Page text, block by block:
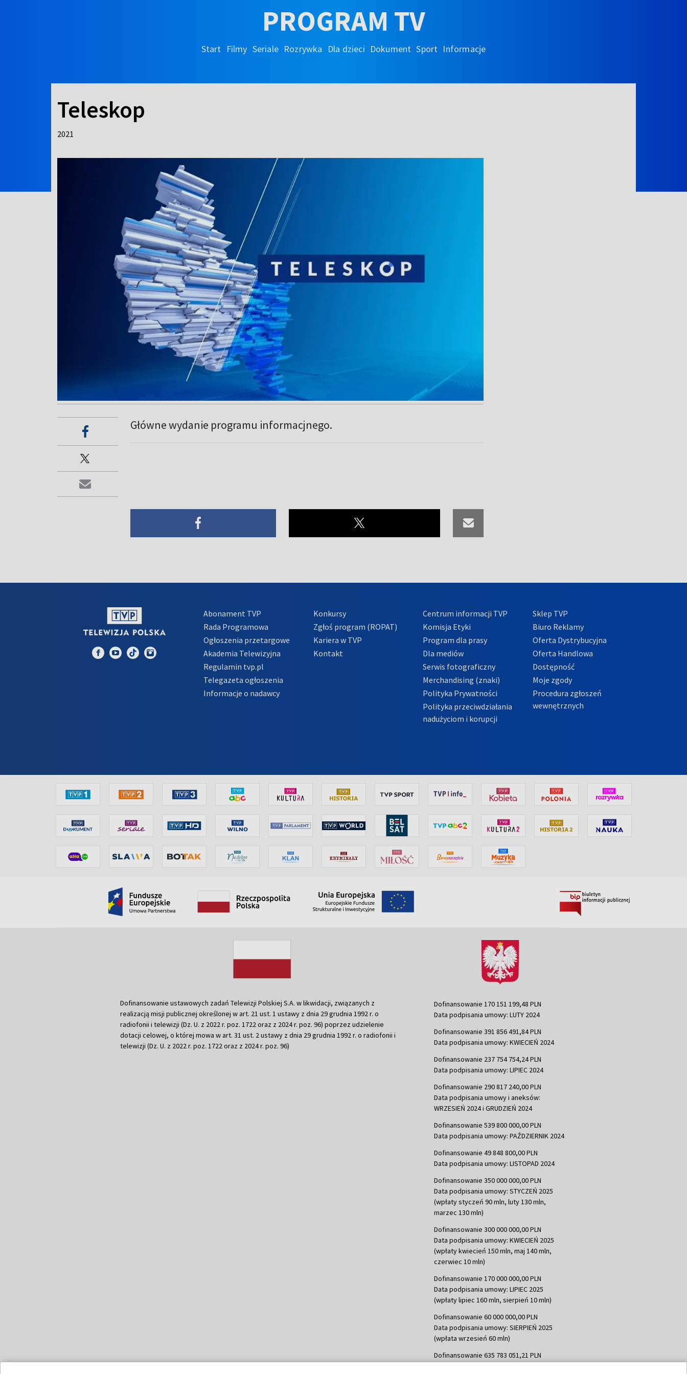
PROGRAM TV
Start Filmy Seriale Rozrywka Dla dzieci Dokument Sport Informacje
Teleskop
2021
Główne wydanie programu informacjnego.
Abonament TVP
Rada Programowa
Ogłoszenia przetargowe
Akademia Telewizyjna
Regulamin tvp.pl
Telegazeta ogłoszenia
Informacje o nadawcy
Konkursy
Zgłoś program (ROPAT)
Kariera w TVP
Kontakt
Centrum informacji TVP
Komisja Etyki
Program dla prasy
Dla mediów
Serwis fotograficzny
Merchandising (znaki)
Polityka Prywatności
Polityka przeciwdziałania
nadużyciom i korupcji
Sklep TVP
Biuro Reklamy
Oferta Dystrybucyjna
Oferta Handlowa
Dostępność
Moje zgody
Procedura zgłoszeń
wewnętrznych
Dofinansowanie ustawowych zadań Telewizji Polskiej S.A. w likwidacji, związanych z
realizacją misji publicznej określonej w art. 21 ust. 1 ustawy z dnia 29 grudnia 1992 r. o
radiofonii i telewizji (Dz. U. z 2022 r. poz. 1722 oraz z 2024 r. poz. 96) poprzez udzielenie
dotacji celowej, o której mowa w art. 31 ust. 2 ustawy z dnia 29 grudnia 1992 r. o radiofonii i
telewizji (Dz. U. z 2022 r. poz. 1722 oraz z 2024 r. poz. 96)
Dofinansowanie 170 151 199,48 PLN
Data podpisania umowy: LUTY 2024
Dofinansowanie 391 856 491,84 PLN
Data podpisania umowy: KWIECIEŃ 2024
Dofinansowanie 237 754 754,24 PLN
Data podpisania umowy: LIPIEC 2024
Dofinansowanie 290 817 240,00 PLN
Data podpisania umowy i aneksów:
WRZESIEŃ 2024 i GRUDZIEŃ 2024
Dofinansowanie 539 800 000,00 PLN
Data podpisania umowy: PAŹDZIERNIK 2024
Dofinansowanie 49 848 800,00 PLN
Data podpisania umowy: LISTOPAD 2024
Dofinansowanie 350 000 000,00 PLN
Data podpisania umowy: STYCZEŃ 2025
(wpłaty styczeń 90 mln, luty 130 mln,
marzec 130 mln)
Dofinansowanie 300 000 000,00 PLN
Data podpisania umowy: KWIECIEŃ 2025
(wpłaty kwiecień 150 mln, maj 140 mln,
czerwiec 10 mln)
Dofinansowanie 170 000 000,00 PLN
Data podpisania umowy: LIPIEC 2025
(wpłaty lipiec 160 mln, sierpień 10 mln)
Dofinansowanie 60 000 000,00 PLN
Data podpisania umowy: SIERPIEŃ 2025
(wpłata wrzesień 60 mln)
Dofinansowanie 635 783 051,21 PLN